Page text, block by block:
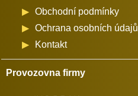
Obchodní podmínky
Ochrana osobních údajů
Kontakt
Provozovna firmy